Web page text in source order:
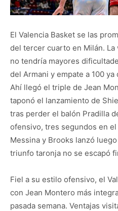
El Valencia Basket se las
del tercer cuarto en Milán.
no tendría mayores
del Armani y empate a 100
Ahí llegó el triple de Jean
taponó el lanzamiento de
tras perder el balón Pradilla
ofensivo, tres segundos en
Messina y Brooks lanzó
triunfo taronja no se escapó
Fiel a su estilo ofensivo, el
con Jean Montero más
pasada semana. Ventajas